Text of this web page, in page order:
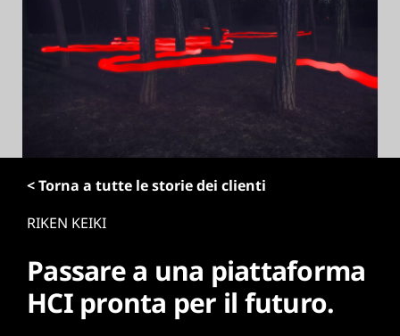
< Torna a tutte le storie dei clienti
RIKEN KEIKI
Passare a una piattaforma
HCI pronta per il futuro.